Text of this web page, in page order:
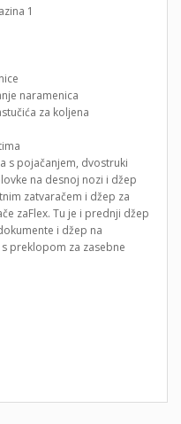
1
naramenica
za koljena
s pojačanjem, dvostruki
na desnoj nozi i džep
zatvaračem i džep za
zaFlex. Tu je i prednji džep
i džep na
preklopom za zasebne